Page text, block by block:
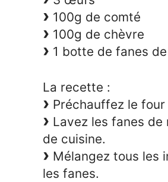
100g de comté
100g de chèvre
1 botte de fanes
La recette :
Préchauffez le four
Lavez les fanes
de cuisine.
Mélangez tous les
les fanes.